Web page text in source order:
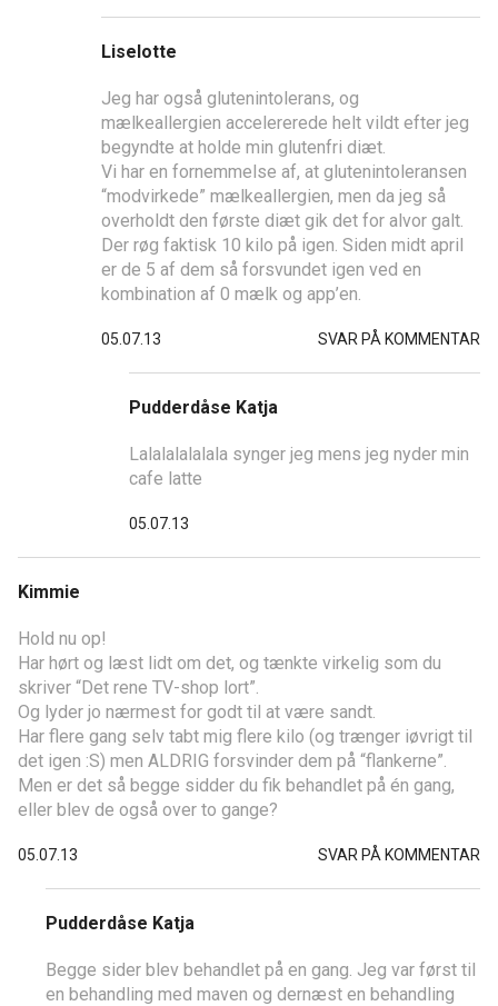
Liselotte
Jeg har også glutenintolerans, og
mælkeallergien accelererede helt vildt efter jeg
begyndte at holde min glutenfri diæt.
Vi har en fornemmelse af, at glutenintoleransen
“modvirkede” mælkeallergien, men da jeg så
overholdt den første diæt gik det for alvor galt.
Der røg faktisk 10 kilo på igen. Siden midt april
er de 5 af dem så forsvundet igen ved en
kombination af 0 mælk og app’en.
05.07.13 SVAR PÅ KOMMENTAR
Pudderdåse Katja
Lalalalalalala synger jeg mens jeg nyder min
cafe latte
05.07.13
Kimmie
Hold nu op!
Har hørt og læst lidt om det, og tænkte virkelig som du
skriver “Det rene TV-shop lort”.
Og lyder jo nærmest for godt til at være sandt.
Har flere gang selv tabt mig flere kilo (og trænger iøvrigt til
det igen :S) men ALDRIG forsvinder dem på “flankerne”.
Men er det så begge sidder du fik behandlet på én gang,
eller blev de også over to gange?
05.07.13 SVAR PÅ KOMMENTAR
Pudderdåse Katja
Begge sider blev behandlet på en gang. Jeg var først til
en behandling med maven og dernæst en behandling